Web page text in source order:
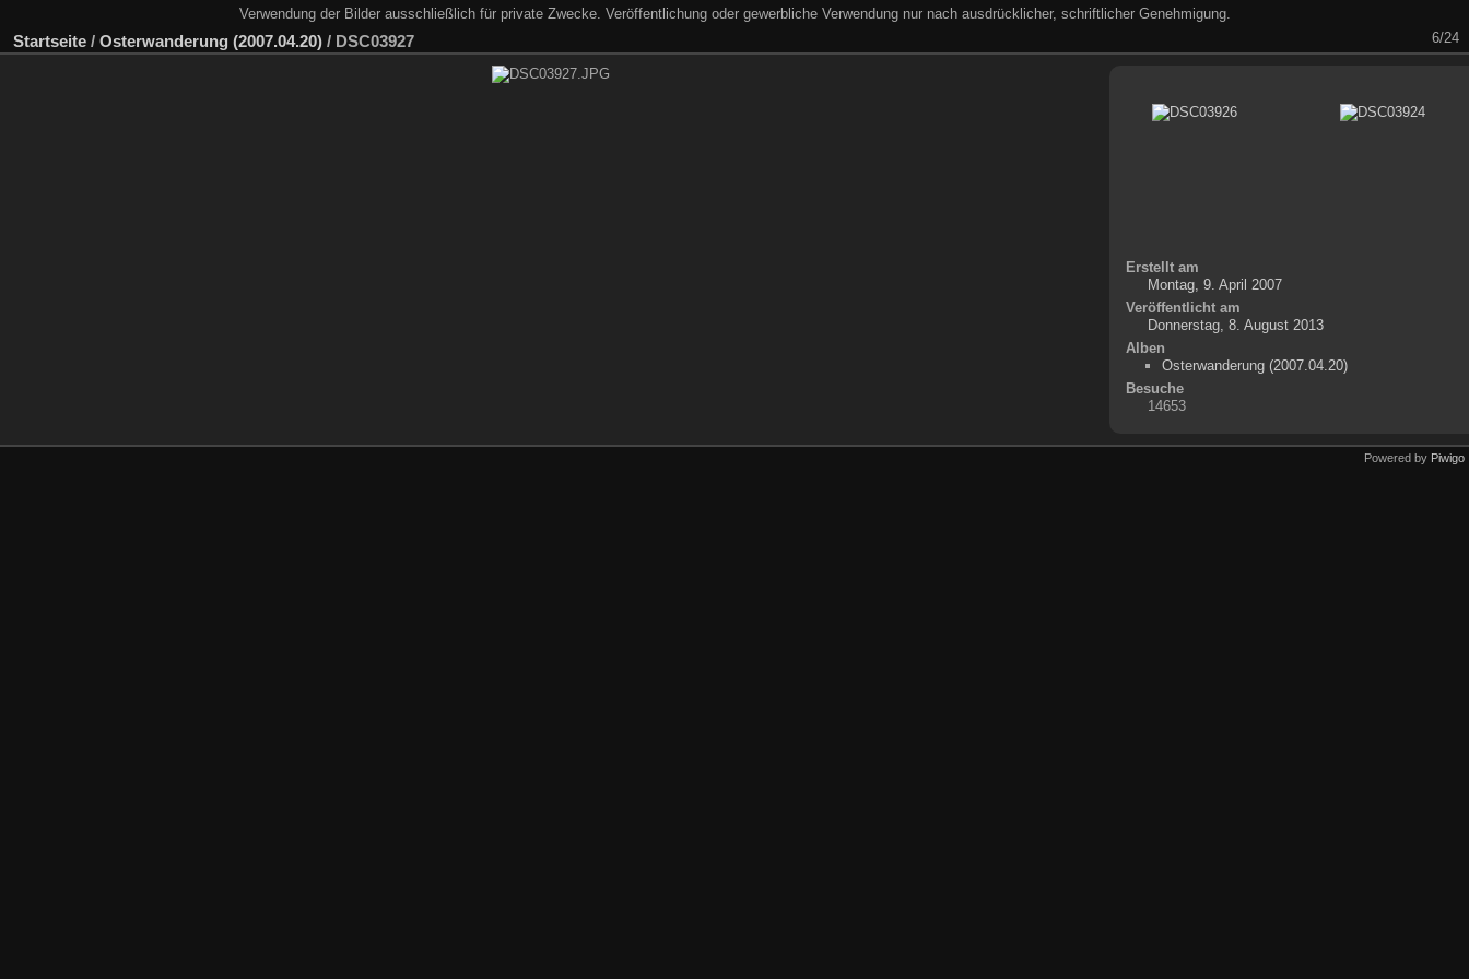
Verwendung der Bilder ausschließlich für private Zwecke. Veröffentlichung oder gewerbliche Verwendung nur nach ausdrücklicher, schriftlicher Genehmigung.
Startseite / Osterwanderung (2007.04.20) / DSC03927 6/24
Erstellt am
Montag, 9. April 2007
Veröffentlicht am
Donnerstag, 8. August 2013
Alben
Osterwanderung (2007.04.20)
Besuche
14653
Powered by Piwigo